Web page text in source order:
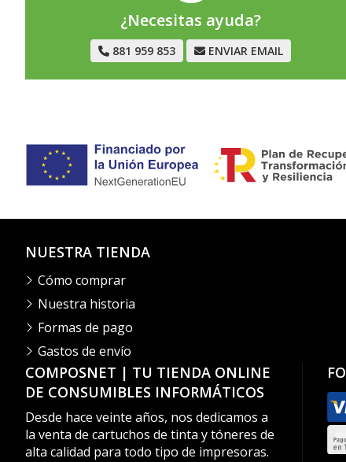
¿Necesitas ayuda?
881 959 853 ENVIAR EMAIL
COMPOSNET | TU TIENDA ONLINE
DE CONSUMIBLES INFORMÁTICOS
Desde hace veinte años, nos dedicamos a
la venta de cartuchos de tinta y tóneres de
alta calidad para todo tipo de impresoras.
NUESTRA TIENDA
Cómo comprar
Nuestra historia
Formas de pago
Gastos de envío